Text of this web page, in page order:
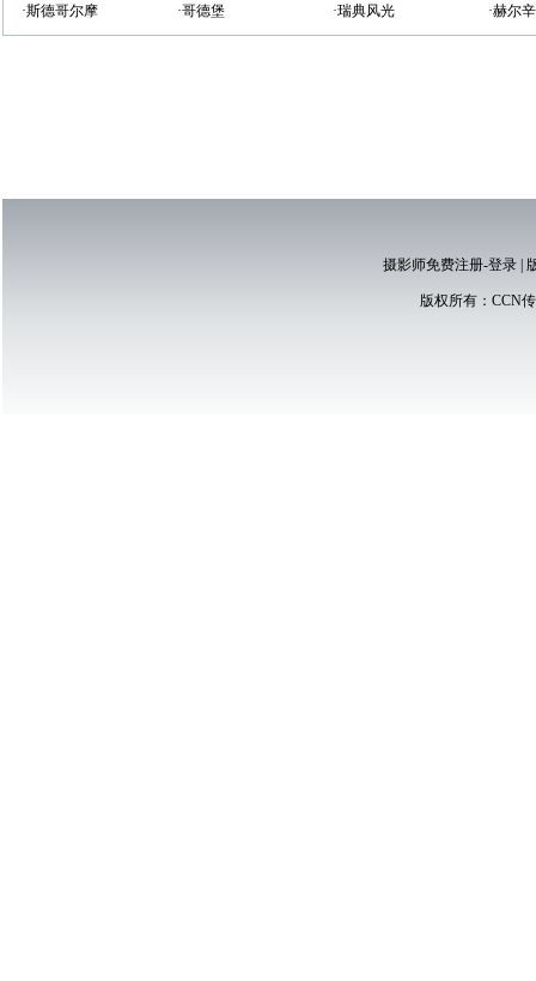
·斯德哥尔摩 ·哥德堡 ·瑞典风光 ·赫尔
摄影师免费注册-登录|
版权所有： CCN